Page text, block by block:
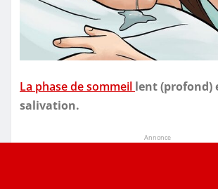
La phase de sommeil lent (profond)
salivation.
Annonce